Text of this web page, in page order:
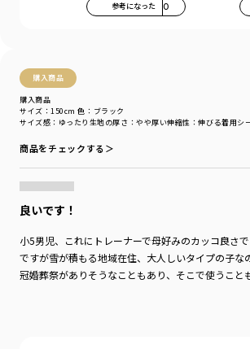
参考になった 0
購入商品
購入商品
サイズ感 ：ゆったり 生地の厚さ ：やや厚い伸縮性 ：伸びる着用シ
サイズ：150cm 色：ブラック
商品をチェックする＞
良いです！
小5男児、これにトレーナーで母好みのカッコ良さで
ですが雪が積もる地域在住、大人しいタイプの子
冠婚葬祭がありそうなこともあり、そこで使うこと